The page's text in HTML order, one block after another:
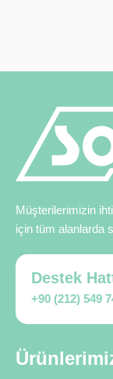
Müşterilerimizin
için tüm alanlarda
Destek
+90 (212) 549